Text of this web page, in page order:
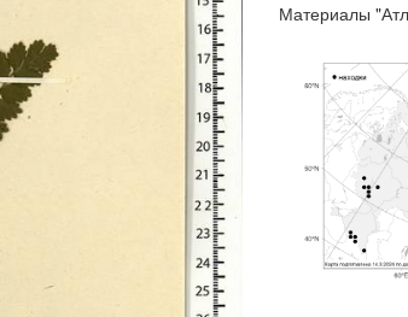
Материалы